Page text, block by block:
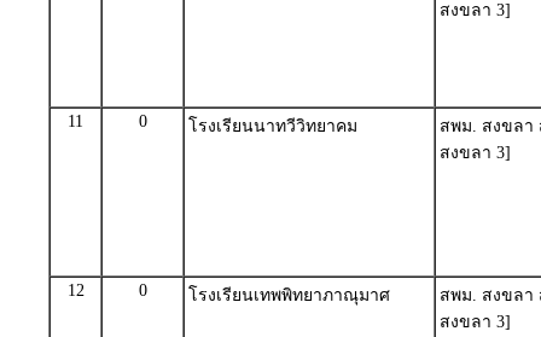
สงขลา 3]
11 0 โรงเรียนนาทวีวิทยาคม
สพม. สงขลา
สงขลา 3]
12 0 โรงเรียนเทพพิทยาภาณุมาศ
สพม. สงขลา
สงขลา 3]